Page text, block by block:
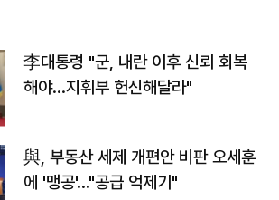
李대통령 "군, 내란 이후 신뢰 회복
해야…지휘부 헌신해달라"
與, 부동산 세제 개편안 비판 오세훈
에 '맹공'…"공급 억제기"